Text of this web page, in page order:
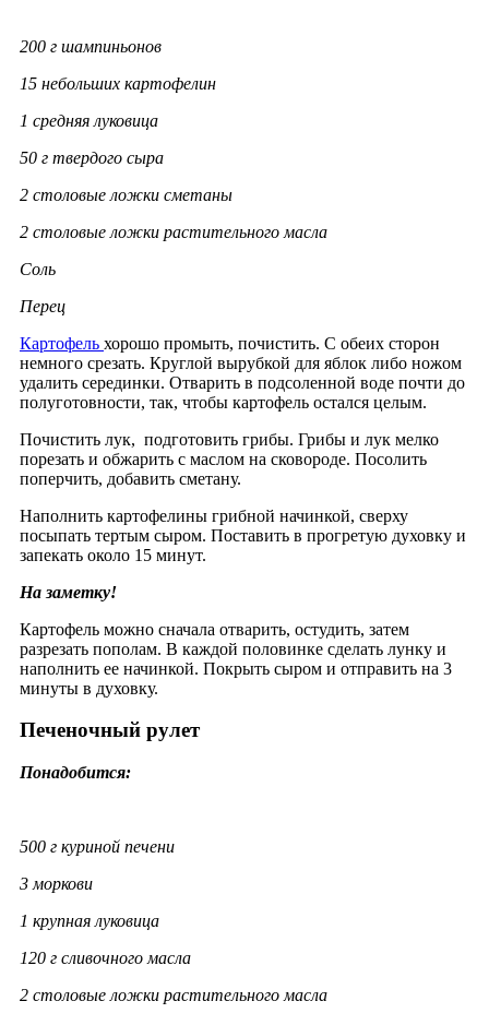
200 г шампиньонов
15 небольших картофелин
1 средняя луковица
50 г твердого сыра
2 столовые ложки сметаны
2 столовые ложки растительного масла
Соль
Перец
Картофель хорошо промыть, почистить. С обеих сторон
немного срезать. Круглой вырубкой для яблок либо ножом
удалить серединки. Отварить в подсоленной воде почти до
полуготовности, так, чтобы картофель остался целым.
Почистить лук, подготовить грибы. Грибы и лук мелко
порезать и обжарить с маслом на сковороде. Посолить
поперчить, добавить сметану.
Наполнить картофелины грибной начинкой, сверху
посыпать тертым сыром. Поставить в прогретую духовку и
запекать около 15 минут.
На заметку!
Картофель можно сначала отварить, остудить, затем
разрезать пополам. В каждой половинке сделать лунку и
наполнить ее начинкой. Покрыть сыром и отправить на 3
минуты в духовку.
Печеночный рулет
Понадобится:
500 г куриной печени
3 моркови
1 крупная луковица
120 г сливочного масла
2 столовые ложки растительного масла